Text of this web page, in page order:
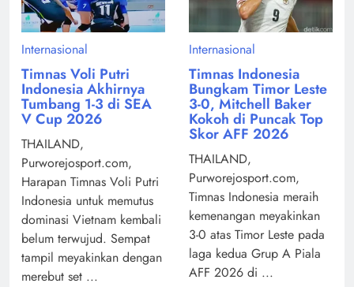
Internasional
Timnas Voli Putri
Indonesia Akhirnya
Tumbang 1-3 di SEA
V Cup 2026
THAILAND,
Purworejosport.com,
Harapan Timnas Voli Putri
Indonesia untuk memutus
dominasi Vietnam kembali
belum terwujud. Sempat
tampil meyakinkan dengan
merebut set ...
Internasional
Timnas Indonesia
Bungkam Timor Leste
3-0, Mitchell Baker
Kokoh di Puncak Top
Skor AFF 2026
THAILAND,
Purworejosport.com,
Timnas Indonesia meraih
kemenangan meyakinkan
3-0 atas Timor Leste pada
laga kedua Grup A Piala
AFF 2026 di ...